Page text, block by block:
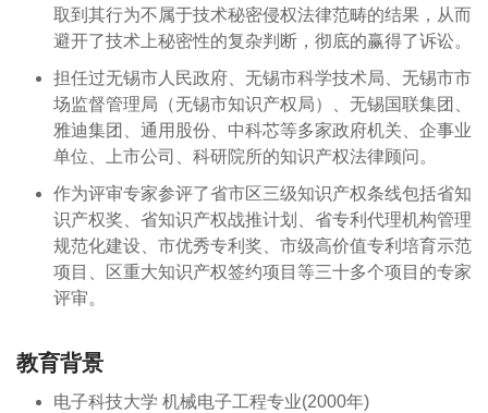
取到其行为不属于技术秘密侵权法律范畴的结果，从而
避开了技术上秘密性的复杂判断，彻底的赢得了诉讼。
担任过无锡市人民政府、无锡市科学技术局、无锡市市
场监督管理局（无锡市知识产权局）、无锡国联集团、
雅迪集团、通用股份、中科芯等多家政府机关、企事业
单位、上市公司、科研院所的知识产权法律顾问。
作为评审专家参评了省市区三级知识产权条线包括省知
识产权奖、省知识产权战推计划、省专利代理机构管理
规范化建设、市优秀专利奖、市级高价值专利培育示范
项目、区重大知识产权签约项目等三十多个项目的专家
评审。
教育背景
电子科技大学 机械电子工程专业(2000年)